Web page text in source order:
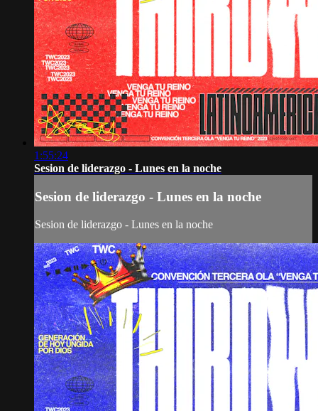
1:55:24
Sesion de liderazgo - Lunes en la noche
Sesion de liderazgo - Lunes en la noche
Sesion de liderazgo - Lunes en la noche